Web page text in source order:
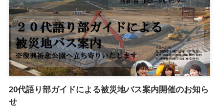
20代語り部ガイドによる被災地バス案内開催のお知ら
せ